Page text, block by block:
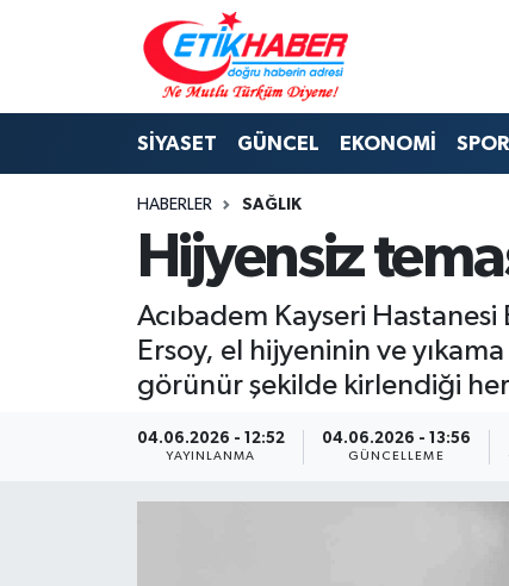
SİYASET GÜNCEL EKONOMİ SPOR
HABERLER SAĞLIK
Hijyensiz
Acıbadem Kayseri Hastanesi
Ersoy, el hijyeninin ve
görünür şekilde kirlendiği
04.06.2026 - 12:52
YAYINLANMA
04.06.2026 - 13:56
GÜNCELLEME
BİLİM-TEKNOLOJİ
DIŞ POLİTİKA
EĞİTİM GENÇLİK
KÖŞE YAZILARI
KÜLTÜR-SANAT-MAGAZİN
Nöbetçi Eczaneler
Hava Durumu
İstanbul Namaz Vakitleri
Trafik Durumu
Süper Lig Puan Durumu ve Fikstür
Tüm Manşetler
Son Dakika Haberleri